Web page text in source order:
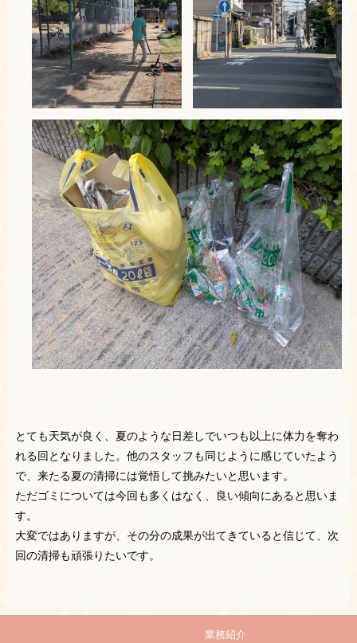
とても天気が良く、夏のような日差しでいつも以上に体力を奪わ
れる回となりました。他のスタッフも同じように感じていたよう
で、来たる夏の清掃には覚悟して挑みたいと思います。
ただゴミについては今回も多くはなく、良い傾向にあると思いま
す。
大変ではありますが、その分の成果が出てきていると信じて、次
回の清掃も頑張りたいです。
業務紹介